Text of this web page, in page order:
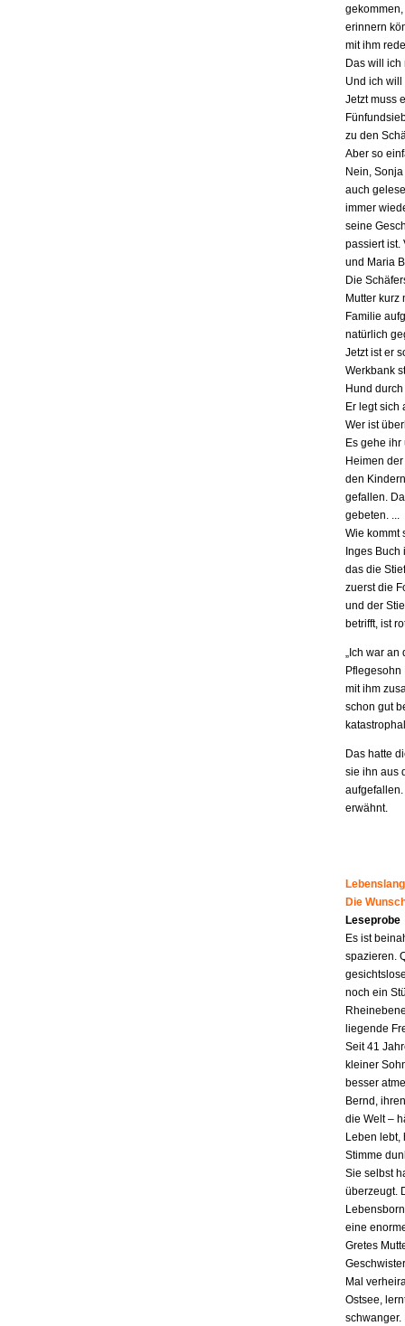
erinnern
mit ihm
Das will
Und ich
Jetzt muss
zu den
Aber so
Nein,
auch
immer
seine
passiert ist.
und Maria
Die
Mutter
Familie
natürlich
Jetzt ist er
Werkbank
Hund
Er legt sich
Wer ist
Es gehe
Heimen
den
gefallen.
gebeten. ...
Wie kommt
Inges
das die
zuerst die
und der
betrifft, ist
„Ich war
Pflegesohn
mit ihm
schon gut
Das hatte
sie ihn aus
erwähnt.
Die
Leseprobe
Es ist
spazieren.
noch ein
liegende
Seit 41
kleiner
besser
Bernd,
die Welt –
Leben lebt,
Stimme
Sie selbst
überzeugt.
eine
Gretes
Mal
Ostsee,
schwanger.